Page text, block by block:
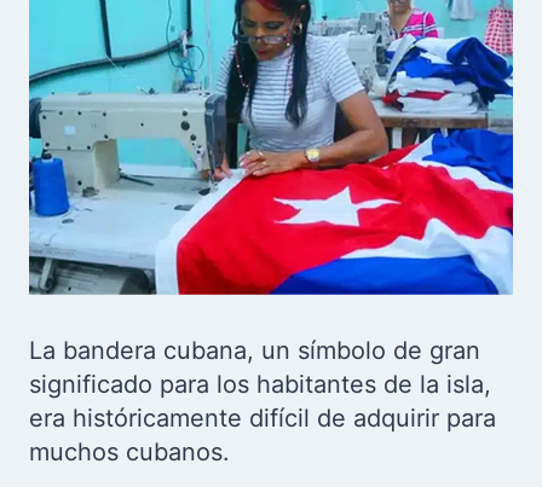
La bandera cubana, un símbolo de gran
significado para los habitantes de la isla,
era históricamente difícil de adquirir para
muchos cubanos.